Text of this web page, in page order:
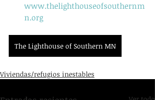
www.thelighthouseofsouthernm
n.org
The Lighthouse of Southern MN
Viviendas/refugios inestables